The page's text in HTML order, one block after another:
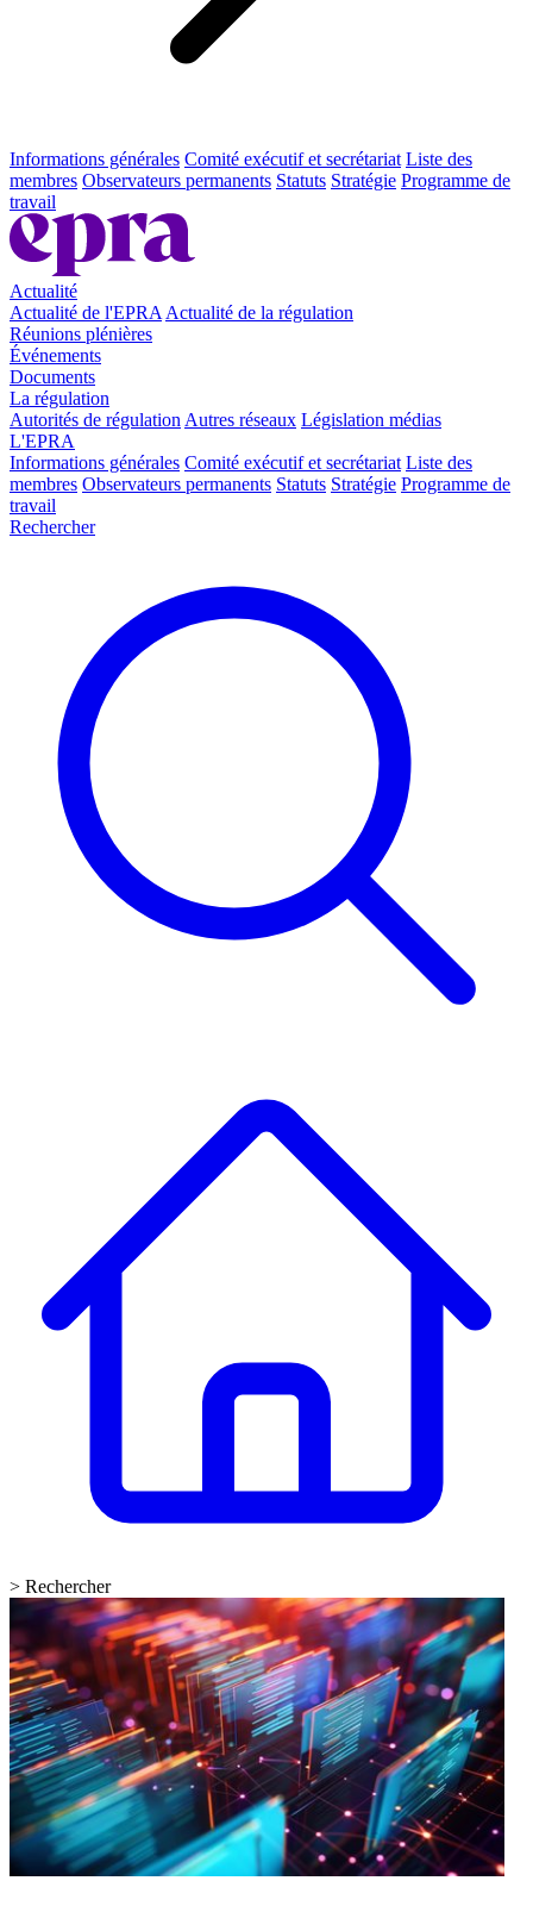
Informations générales Comité exécutif et secrétariat Liste des
membres Observateurs permanents Statuts Stratégie Programme de
travail
Actualité
Actualité de l'EPRA Actualité de la régulation
Réunions plénières
Événements
Documents
La régulation
Autorités de régulation Autres réseaux Législation médias
L'EPRA
Informations générales Comité exécutif et secrétariat Liste des
membres Observateurs permanents Statuts Stratégie Programme de
travail
Rechercher
> Rechercher